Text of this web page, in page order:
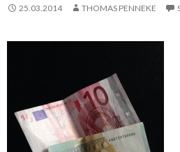
25.03.2014 THOMAS PENNEKE